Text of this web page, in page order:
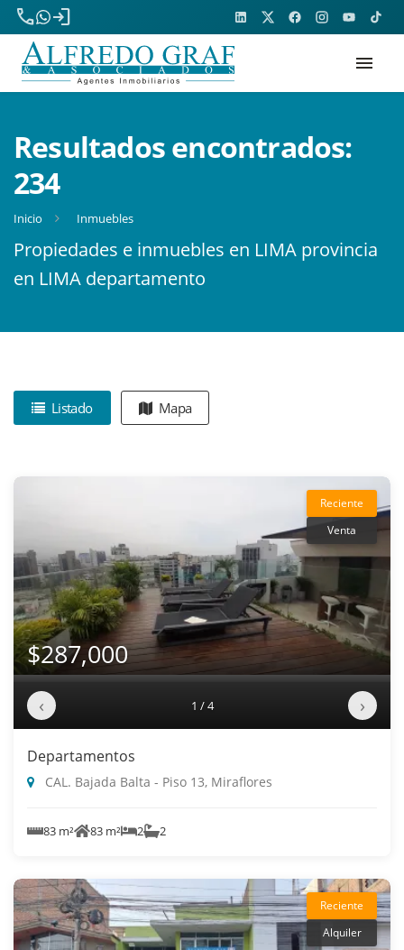
phone
login
menu
Resultados encontrados:
234
Inicio Inmuebles
Propiedades e inmuebles en LIMA provincia
en LIMA departamento
Listado Mapa
Reciente
Venta
$287,000
‹ 1 / 4 ›
Departamentos
CAL. Bajada Balta - Piso 13, Miraflores
83 m² 83 m² 2 2
Reciente
Alquiler